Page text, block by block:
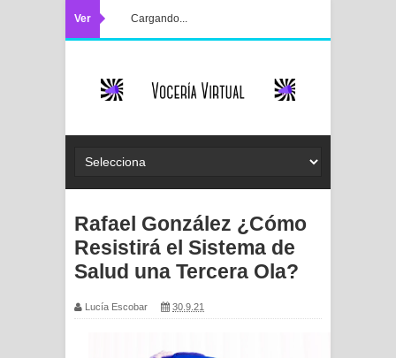
Ver Cargando...
Rafael González ¿Cómo
Resistirá el Sistema de
Salud una Tercera Ola?
Lucía Escobar 30.9.21